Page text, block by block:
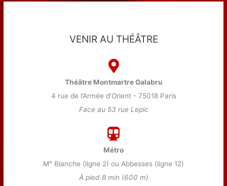
VENIR AU THÉÂTRE
Théâtre Montmartre Galabru
4 rue de l’Armée d’Orient - 75018 Paris
Face au 53 rue Lepic
Métro
M° Blanche (ligne 2) ou Abbesses (ligne 12)
À pied 8 min (600 m)